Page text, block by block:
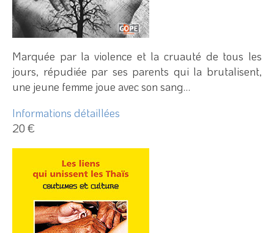
Marquée par la violence et la cruauté de tous les
jours, répudiée par ses parents qui la brutalisent,
une jeune femme joue avec son sang…
Informations détaillées
20 €